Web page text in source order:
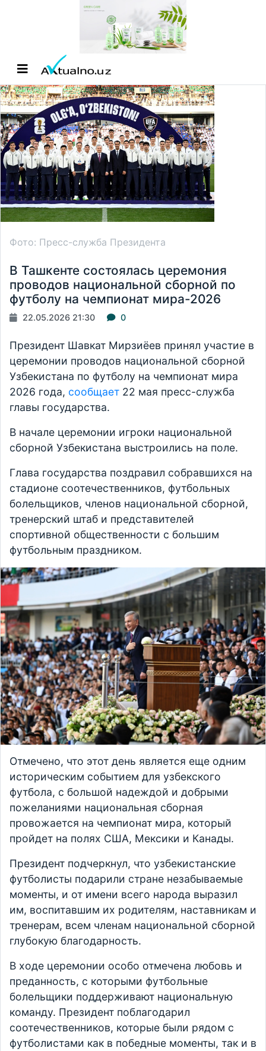
Фото: Пресс-служба Президента
В Ташкенте состоялась церемония
проводов национальной сборной по
футболу на чемпионат мира-2026
22.05.2026 21:30 0
Президент Шавкат Мирзиёев принял участие в
церемонии проводов национальной сборной
Узбекистана по футболу на чемпионат мира
2026 года, сообщает 22 мая пресс-служба
главы государства.
В начале церемонии игроки национальной
сборной Узбекистана выстроились на поле.
Глава государства поздравил собравшихся на
стадионе соотечественников, футбольных
болельщиков, членов национальной сборной,
тренерский штаб и представителей
спортивной общественности с большим
футбольным праздником.
Отмечено, что этот день является еще одним
историческим событием для узбекского
футбола, с большой надеждой и добрыми
пожеланиями национальная сборная
провожается на чемпионат мира, который
пройдет на полях США, Мексики и Канады.
Президент подчеркнул, что узбекистанские
футболисты подарили стране незабываемые
моменты, и от имени всего народа выразил
им, воспитавшим их родителям, наставникам и
тренерам, всем членам национальной сборной
глубокую благодарность.
В ходе церемонии особо отмечена любовь и
преданность, с которыми футбольные
болельщики поддерживают национальную
команду. Президент поблагодарил
соотечественников, которые были рядом с
футболистами как в победные моменты, так и в